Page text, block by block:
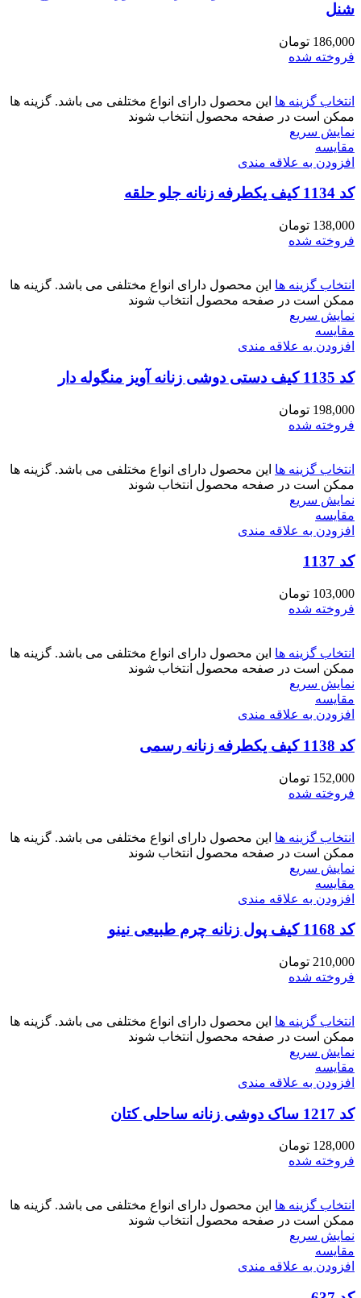
شنل
186,000 تومان
فروخته شده
انتخاب گزینه ها این محصول دارای انواع مختلفی می باشد. گزینه ها
ممکن است در صفحه محصول انتخاب شوند
نمایش سریع
مقايسه
افزودن به علاقه مندی
کد 1134 کیف یکطرفه زنانه جلو حلقه
138,000 تومان
فروخته شده
انتخاب گزینه ها این محصول دارای انواع مختلفی می باشد. گزینه ها
ممکن است در صفحه محصول انتخاب شوند
نمایش سریع
مقايسه
افزودن به علاقه مندی
کد 1135 کیف دستی دوشی زنانه آویز منگوله دار
198,000 تومان
فروخته شده
انتخاب گزینه ها این محصول دارای انواع مختلفی می باشد. گزینه ها
ممکن است در صفحه محصول انتخاب شوند
نمایش سریع
مقايسه
افزودن به علاقه مندی
کد 1137
103,000 تومان
فروخته شده
انتخاب گزینه ها این محصول دارای انواع مختلفی می باشد. گزینه ها
ممکن است در صفحه محصول انتخاب شوند
نمایش سریع
مقايسه
افزودن به علاقه مندی
کد 1138 کیف یکطرفه زنانه رسمی
152,000 تومان
فروخته شده
انتخاب گزینه ها این محصول دارای انواع مختلفی می باشد. گزینه ها
ممکن است در صفحه محصول انتخاب شوند
نمایش سریع
مقايسه
افزودن به علاقه مندی
کد 1168 کیف پول زنانه چرم طبیعی نینو
210,000 تومان
فروخته شده
انتخاب گزینه ها این محصول دارای انواع مختلفی می باشد. گزینه ها
ممکن است در صفحه محصول انتخاب شوند
نمایش سریع
مقايسه
افزودن به علاقه مندی
کد 1217 ساک دوشی زنانه ساحلی کتان
128,000 تومان
فروخته شده
انتخاب گزینه ها این محصول دارای انواع مختلفی می باشد. گزینه ها
ممکن است در صفحه محصول انتخاب شوند
نمایش سریع
مقايسه
افزودن به علاقه مندی